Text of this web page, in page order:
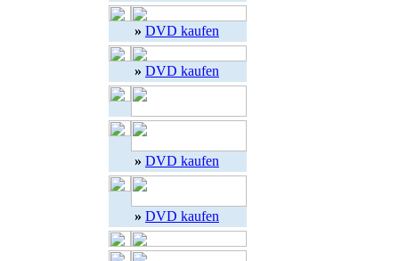
» DVD kaufen
» DVD kaufen
» DVD kaufen
» DVD kaufen